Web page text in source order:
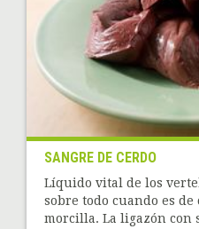
SANGRE DE CERDO
Líquido vital de los
sobre todo cuando es
morcilla. La ligazón con